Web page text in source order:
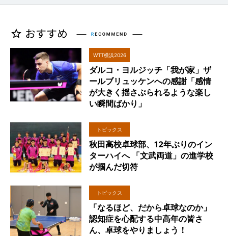
WTT横浜2026
ダルコ・ヨルジッチ「我が家」ザ
ールブリュッケンへの感謝「感情
が大きく揺さぶられるような楽し
い瞬間ばかり」
トピックス
秋田高校卓球部、12年ぶりのイン
ターハイへ 「文武両道」の進学校
が掴んだ切符
トピックス
「なるほど、だから卓球なのか」
認知症を心配する中高年の皆さ
ん、卓球をやりましょう！